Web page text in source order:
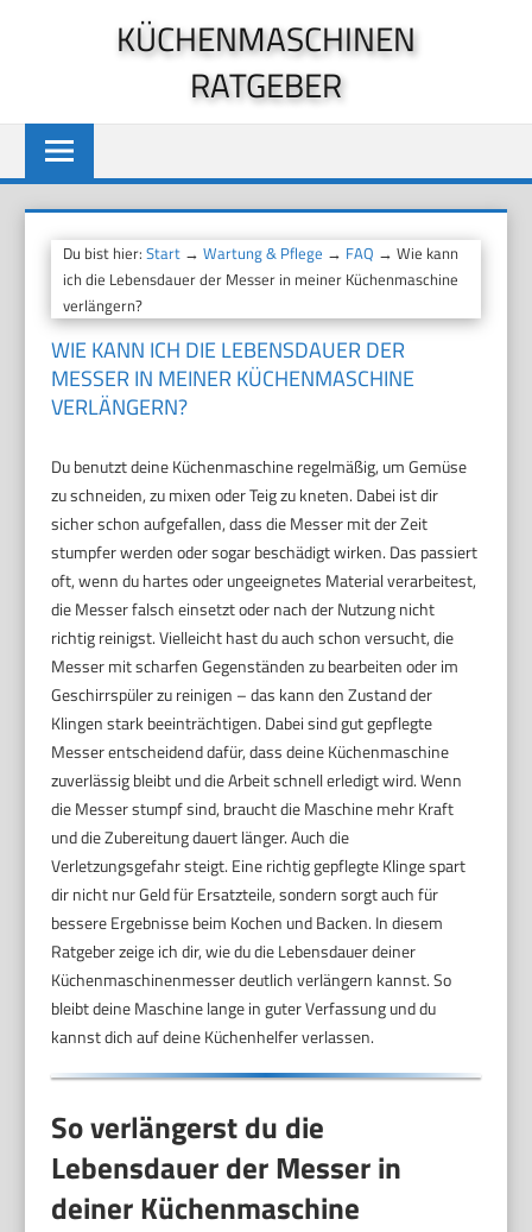
KÜCHENMASCHINEN
RATGEBER
Du bist hier:Start →Wartung & Pflege → FAQ → Wie kann
ich die Lebensdauer der Messer in meiner Küchenmaschine
verlängern?
WIE KANN ICH DIE LEBENSDAUER DER
MESSER IN MEINER KÜCHENMASCHINE
VERLÄNGERN?
Du benutzt deine Küchenmaschine regelmäßig, um Gemüse
zu schneiden, zu mixen oder Teig zu kneten. Dabei ist dir
sicher schon aufgefallen, dass die Messer mit der Zeit
stumpfer werden oder sogar beschädigt wirken. Das passiert
oft, wenn du hartes oder ungeeignetes Material verarbeitest,
die Messer falsch einsetzt oder nach der Nutzung nicht
richtig reinigst. Vielleicht hast du auch schon versucht, die
Messer mit scharfen Gegenständen zu bearbeiten oder im
Geschirrspüler zu reinigen – das kann den Zustand der
Klingen stark beeinträchtigen. Dabei sind gut gepflegte
Messer entscheidend dafür, dass deine Küchenmaschine
zuverlässig bleibt und die Arbeit schnell erledigt wird. Wenn
die Messer stumpf sind, braucht die Maschine mehr Kraft
und die Zubereitung dauert länger. Auch die
Verletzungsgefahr steigt. Eine richtig gepflegte Klinge spart
dir nicht nur Geld für Ersatzteile, sondern sorgt auch für
bessere Ergebnisse beim Kochen und Backen. In diesem
Ratgeber zeige ich dir, wie du die Lebensdauer deiner
Küchenmaschinenmesser deutlich verlängern kannst. So
bleibt deine Maschine lange in guter Verfassung und du
kannst dich auf deine Küchenhelfer verlassen.
So verlängerst du die
Lebensdauer der Messer in
deiner Küchenmaschine